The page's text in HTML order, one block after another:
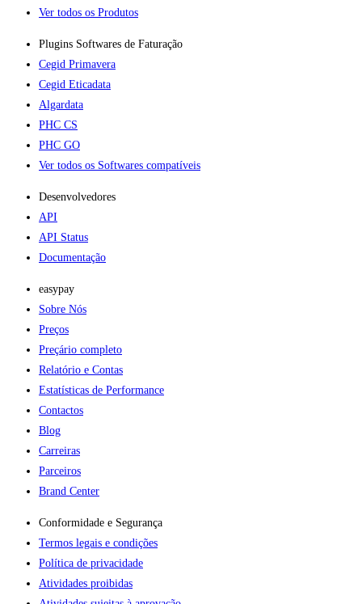
Ver todos os Produtos
Plugins Softwares de Faturação​
Cegid Primavera
Cegid Eticadata
Algardata
PHC CS
PHC GO
Ver todos os Softwares compatíveis
Desenvolvedores
API
API Status
Documentação
easypay
Sobre Nós
Preços
Preçário completo
Relatório e Contas
Estatísticas de Performance
Contactos
Blog
Carreiras
Parceiros
Brand Center
Conformidade e Segurança
Termos legais e condições
Política de privacidade
Atividades proibidas